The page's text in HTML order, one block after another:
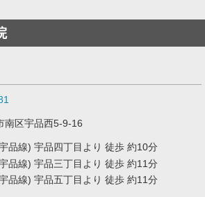
南区宇品西5-9-16
品線) 宇品四丁目より 徒歩 約10分
品線) 宇品三丁目より 徒歩 約11分
品線) 宇品五丁目より 徒歩 約11分